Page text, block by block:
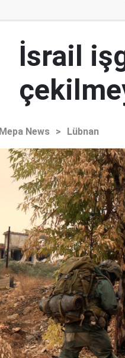
İsrail
Mepa News > Lübnan